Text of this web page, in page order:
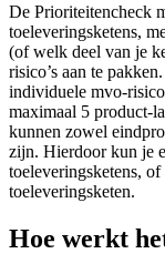
De Prioriteitencheck
toeleveringsketens,
(of welk deel van je
risico’s aan te
individuele mvo-
maximaal 5 product-
kunnen zowel
zijn. Hierdoor kun je
toeleveringsketens,
toeleveringsketen.
Hoe werkt